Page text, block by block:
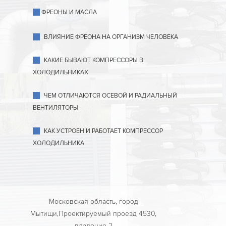
ФРЕОНЫ И МАСЛА
ВЛИЯНИЕ ФРЕОНА НА ОРГАНИЗМ ЧЕЛОВЕКА
КАКИЕ БЫВАЮТ КОМПРЕССОРЫ В
ХОЛОДИЛЬНИКАХ
ЧЕМ ОТЛИЧАЮТСЯ ОСЕВОЙ И РАДИАЛЬНЫЙ
ВЕНТИЛЯТОРЫ
КАК УСТРОЕН И РАБОТАЕТ КОМПРЕССОР
ХОЛОДИЛЬНИКА
Московская область, город
Мытищи,Проектируемый проезд 4530,